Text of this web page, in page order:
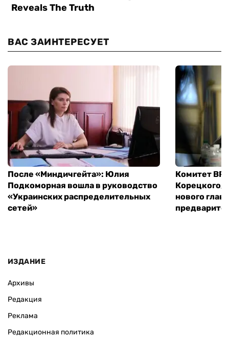
ВАС ЗАИНТЕРЕСУЕТ
После «Миндичгейта»: Юлия
Подкоморная вошла в руководство
«Украинских распределительных
сетей»
Комитет ВР
Корецкого,
нового
ИЗДАНИЕ
Архивы
Редакция
Реклама
Редакционная политика